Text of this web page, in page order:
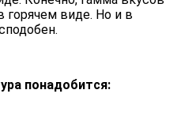
горячем виде. Но и в
понадобится: